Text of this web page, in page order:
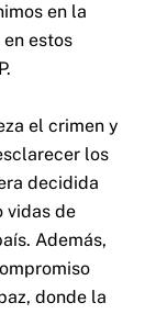
en la
estos
el crimen y
los
decidida
vidas de
Además,
donde la